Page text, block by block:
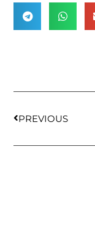
PREVIOUS